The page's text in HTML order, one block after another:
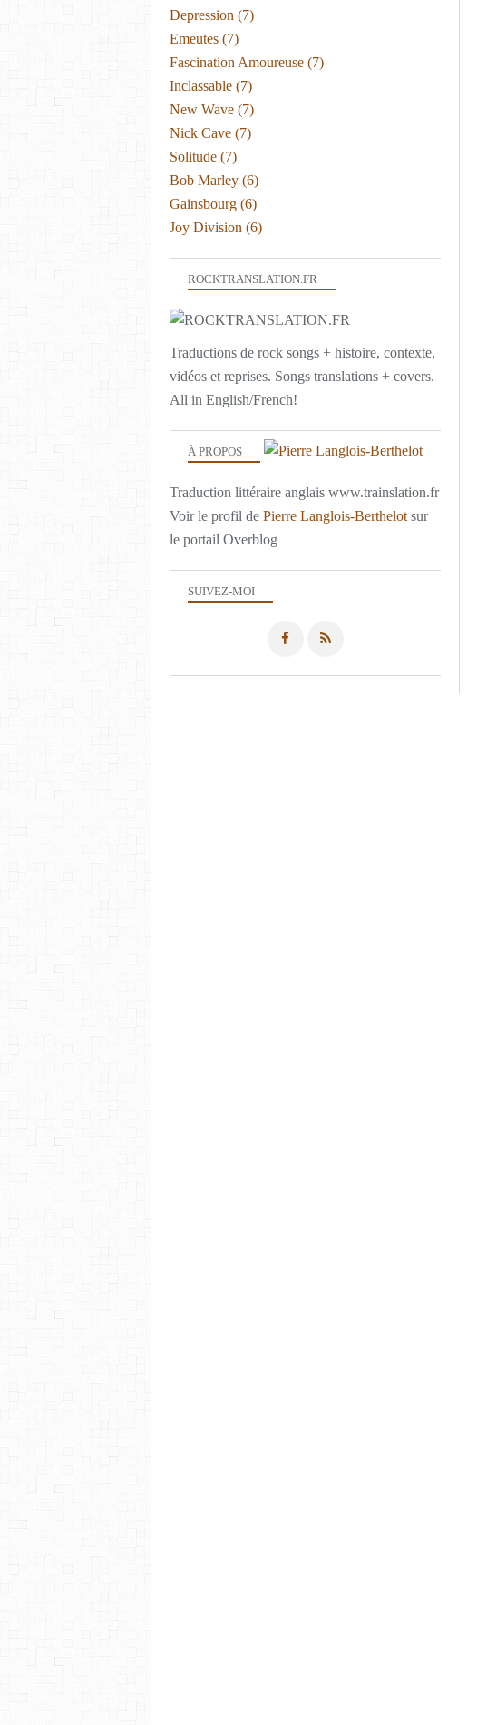
SUIVEZ-MOI
ROCKTRANSLATION.FR
Traductions de rock songs + histoire, contexte,
vidéos et reprises. Songs translations + covers.
All in English/French!
À PROPOS
Traduction littéraire anglais www.trainslation.fr
Voir le profil de Pierre Langlois-Berthelot sur
le portail Overblog
Depression (7)
Emeutes (7)
Fascination Amoureuse (7)
Inclassable (7)
New Wave (7)
Nick Cave (7)
Solitude (7)
Bob Marley (6)
Gainsbourg (6)
Joy Division (6)